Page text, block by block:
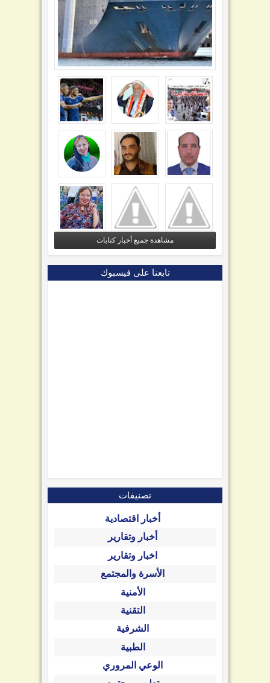
مشاهدة جميع أخبار كتابات
تابعنا على فيسبوك
تصنيفات
أخبار اقتصادية
أخبار وتقارير
اخبار وتقارير
الأسرة والمجتمع
الأمنية
التقنية
الشرفية
الطبية
الوعي المروري